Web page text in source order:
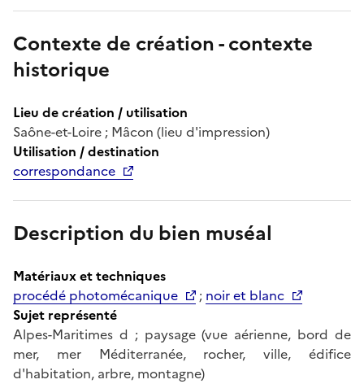
Contexte de création - contexte
historique
Lieu de création / utilisation
Saône-et-Loire ; Mâcon (lieu d'impression)
Utilisation / destination
correspondance
Description du bien muséal
Matériaux et techniques
procédé photomécanique
; noir et blanc
Sujet représenté
Alpes-Maritimes d ; paysage (vue aérienne, bord de
mer, mer Méditerranée, rocher, ville, édifice
d'habitation, arbre, montagne)